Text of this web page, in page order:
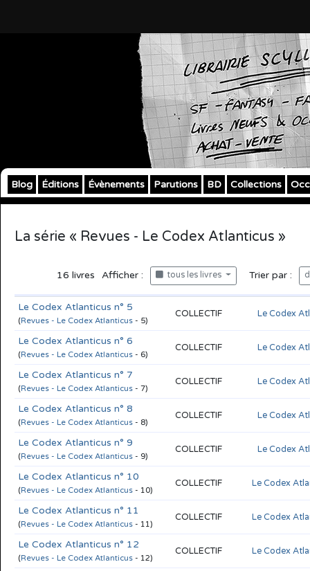
Blog Éditions Évènements Parutions BD Collections
La série « Revues - Le Codex Atlanticus »
16 livres Afficher : tous les livres Trier par :
Le Codex Atlanticus n° 5
(Revues - Le Codex Atlanticus - 5)
COLLECTIF Le Codex
Le Codex Atlanticus n° 6
(Revues - Le Codex Atlanticus - 6)
COLLECTIF Le Codex
Le Codex Atlanticus n° 7
(Revues - Le Codex Atlanticus - 7)
COLLECTIF Le Codex
Le Codex Atlanticus n° 8
(Revues - Le Codex Atlanticus - 8)
COLLECTIF Le Codex
Le Codex Atlanticus n° 9
(Revues - Le Codex Atlanticus - 9)
COLLECTIF Le Codex
Le Codex Atlanticus n° 10
(Revues - Le Codex Atlanticus - 10)
COLLECTIF Le Codex
Le Codex Atlanticus n° 11
(Revues - Le Codex Atlanticus - 11)
COLLECTIF Le Codex
Le Codex Atlanticus n° 12
(Revues - Le Codex Atlanticus - 12)
COLLECTIF Le Codex